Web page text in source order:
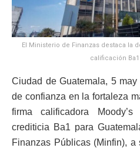
El Ministerio de Finanzas destaca la
calificación
Ciudad de Guatemala, 5
de confianza en la fortaleza
firma calificadora
crediticia Ba1 para
Finanzas Públicas (Minfin),